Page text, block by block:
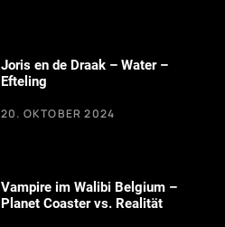
Joris en de Draak – Water –
Efteling
20. OKTOBER 2024
Vampire im Walibi Belgium –
Planet Coaster vs. Realität